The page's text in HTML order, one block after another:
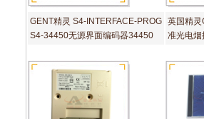
GENT精灵 S4-INTERFACE-PROG
S4-34450无源界面编码器34450
英国精
准光电